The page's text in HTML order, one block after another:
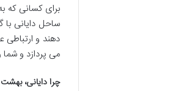
برای کسانی که
ساحل دایانی
دهند و
می پردازد و
چرا دایانی،